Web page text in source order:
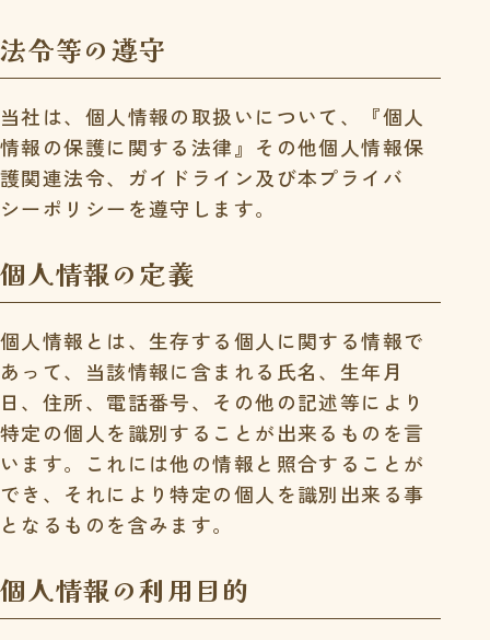
法令等の遵守
当社は、個人情報の取扱いについて、『個人
情報の保護に関する法律』その他個人情報保
護関連法令、ガイドライン及び本プライバ
シーポリシーを遵守します。
個人情報の定義
個人情報とは、生存する個人に関する情報で
あって、当該情報に含まれる氏名、生年月
日、住所、電話番号、その他の記述等により
特定の個人を識別することが出来るものを言
います。これには他の情報と照合することが
でき、それにより特定の個人を識別出来る事
となるものを含みます。
個人情報の利用目的